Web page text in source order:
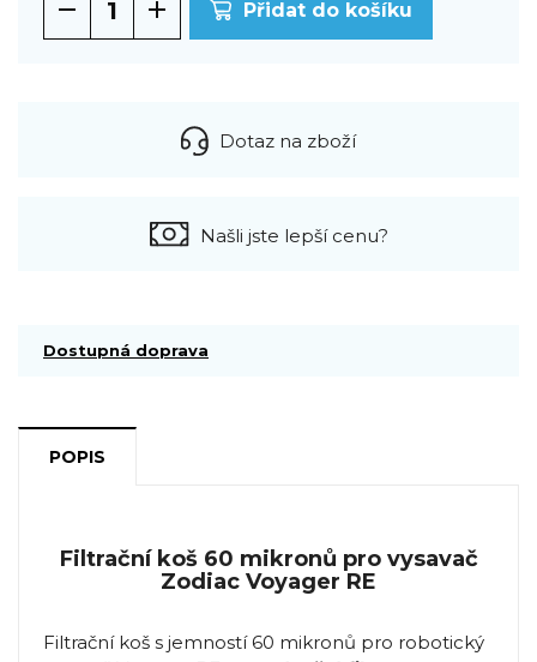
Přidat do košíku
Dotaz na zboží
Našli jste lepší cenu?
Dostupná doprava
POPIS
Filtrační koš 60 mikronů pro vysavač
Zodiac Voyager RE
Filtrační koš s jemností 60 mikronů pro robotický